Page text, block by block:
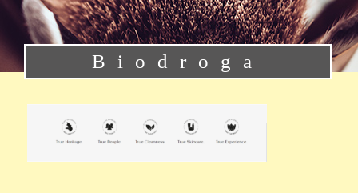
Biodroga